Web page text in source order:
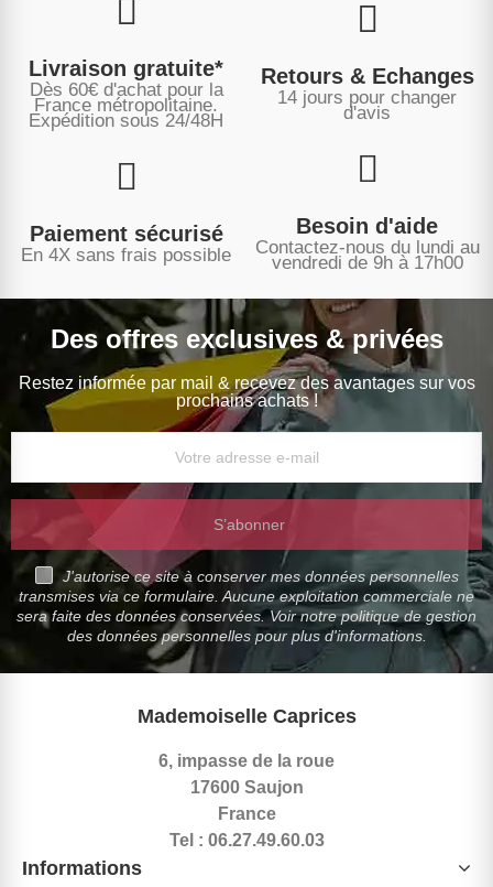
Livraison gratuite*
Dès 60€ d'achat pour la
France métropolitaine.
Expédition sous 24/48H
Retours & Echanges
14 jours pour changer
d'avis
Paiement sécurisé
En 4X sans frais possible
Besoin d'aide
Contactez-nous du lundi au
vendredi de 9h à 17h00
Des offres exclusives & privées
Restez informée par mail & recevez des avantages sur vos
prochains achats !
S’abonner
J'autorise ce site à conserver mes données personnelles
transmises via ce formulaire. Aucune exploitation commerciale ne
sera faite des données conservées. Voir notre politique de gestion
des données personnelles pour plus d'informations.
Mademoiselle Caprices
6, impasse de la roue
17600 Saujon
France
Tel : 06.27.49.60.03
Informations